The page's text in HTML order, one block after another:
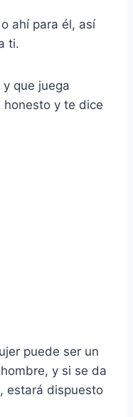
ahí para él, así
ti.
que juega
honesto y te dice
puede ser un
y si se da
estará dispuesto